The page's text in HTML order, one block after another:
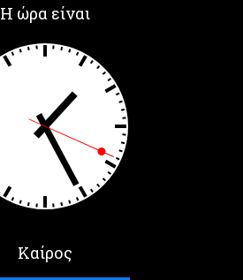
Η ώρα είναι
Καίρος